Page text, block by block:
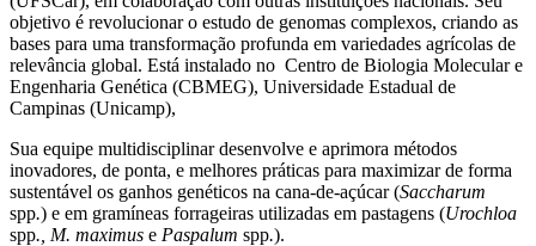
objetivo é revolucionar o estudo de genomas complexos, criando as
bases para uma transformação profunda em variedades agrícolas de
relevância global. Está instalado no Centro de Biologia Molecular e
Engenharia Genética (CBMEG), Universidade Estadual de
Campinas (Unicamp),
Sua equipe multidisciplinar desenvolve e aprimora métodos
inovadores, de ponta, e melhores práticas para maximizar de forma
sustentável os ganhos genéticos na cana-de-açúcar (Saccharum
spp.) e em gramíneas forrageiras utilizadas em pastagens (Urochloa
spp., M. maximus e Paspalum spp.).